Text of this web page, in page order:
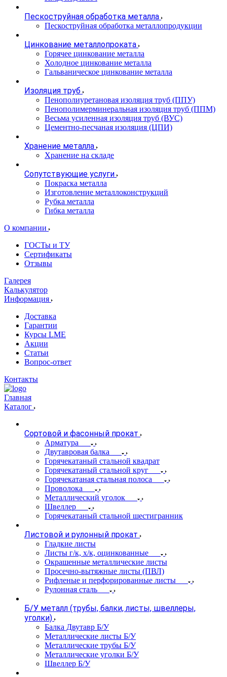
Пескоструйная обработка металла
Пескоструйная обработка металлопродукции
Цинкование металлопроката
Горячее цинкование металла
Холодное цинкование металла
Гальваническое цинкование металла
Изоляция труб
Пенополиуретановая изоляция труб (ППУ)
Пенополимерминеральная изоляция труб (ППМ)
Весьма усиленная изоляция труб (ВУС)
Цементно-песчаная изоляция (ЦПИ)
Хранение металла
Хранение на складе
Сопутствующие услуги
Покраска металла
Изготовление металлоконструкций
Рубка металла
Гибка металла
О компании
ГОСТы и ТУ
Сертификаты
Отзывы
Галерея
Калькулятор
Информация
Доставка
Гарантии
Курсы LME
Акции
Статьи
Вопрос-ответ
Контакты
Главная
Каталог
Сортовой и фасонный прокат
Арматура
Двутавровая балка
Горячекатаный стальной квадрат
Горячекатаный стальной круг
Горячекатаная стальная полоса
Проволока
Металлический уголок
Швеллер
Горячекатаный стальной шестигранник
Листовой и рулонный прокат
Гладкие листы
Листы г/к, х/к, оцинкованные
Окрашенные металлические листы
Просечно-вытяжные листы (ПВЛ)
Рифленые и перфорированные листы
Рулонная сталь
Б/У металл (трубы, балки, листы, швеллеры,
уголки)
Балка Двутавр Б/У
Металлические листы Б/У
Металлические трубы Б/У
Металлические уголки Б/У
Швеллер Б/У